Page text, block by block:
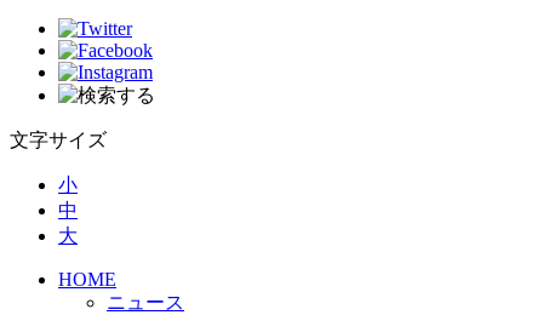
文字サイズ
小
中
大
HOME
ニュース